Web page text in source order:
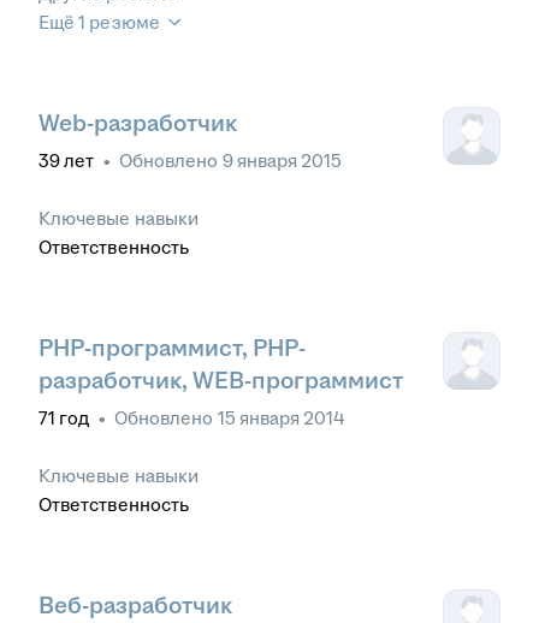
Ещё 1 резюме
Web-разработчик
39лет • Обновлено 9 января 2015
Ключевые навыки
Ответственность
PHP-программист, PHP-
разработчик, WEB-программист
71 год • Обновлено 15 января 2014
Ключевые навыки
Ответственность
Веб-разработчик